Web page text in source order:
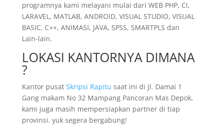
programnya kami melayani mulai dari WEB PHP, CI,
LARAVEL, MATLAB, ANDROID, VISUAL STUDIO, VISUAL
BASIC, C++, ANIMASI, JAVA, SPSS, SMARTPLS dan
Lain-lain.
LOKASI KANTORNYA DIMANA
?
Kantor pusat Skripsi Rapitu saat ini di jl. Damai 1
Gang makam No 32 Mampang Pancoran Mas Depok,
kami juga masih mempersiapkan partner di tiap
provinsi. yuk segera bergabung!